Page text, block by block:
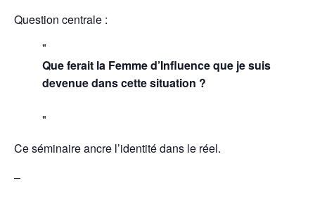
Question centrale :
Que ferait la Femme d’Influence que je suis
devenue dans cette situation ?
Ce séminaire ancre l’identité dans le réel.
–